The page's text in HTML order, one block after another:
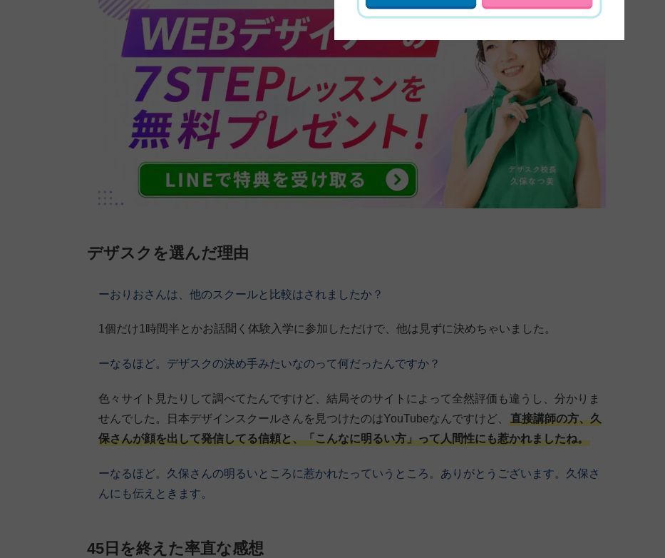
デザスクを選んだ理由
ーおりおさんは、他のスクールと比較はされましたか？
1個だけ1時間半とかお話聞く体験入学に参加しただけで、他は見ずに決めちゃいました。
ーなるほど。デザスクの決め手みたいなのって何だったんですか？
色々サイト見たりして調べてたんですけど、結局そのサイトによって全然評価も違うし、分かりま
せんでした。日本デザインスクールさんを見つけたのはYouTubeなんですけど、
直接講師の方、久
保さんが顔を出して発信してる信頼と、「こんなに明るい方」って人間性にも惹かれましたね。
ーなるほど。久保さんの明るいところに惹かれたっていうところ。ありがとうございます。久保さ
んにも伝えときます。
45日を終えた率直な感想